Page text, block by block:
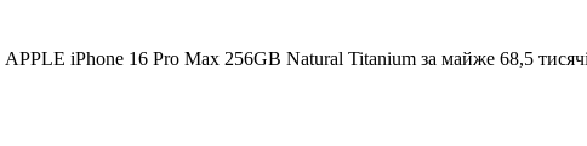
iPhone 16 Pro Max 256GB Natural Titanium за майже 68,5